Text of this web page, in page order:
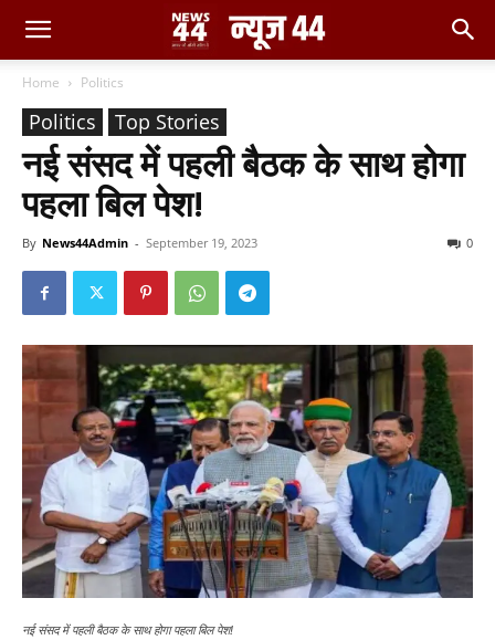
Home Politics
Politics Top Stories
नई संसद में पहली बैठक के साथ होगा
पहला बिल पेश!
By News44Admin - September 19, 2023 0
नई संसद में पहली बैठक के साथ होगा पहला बिल पेश!